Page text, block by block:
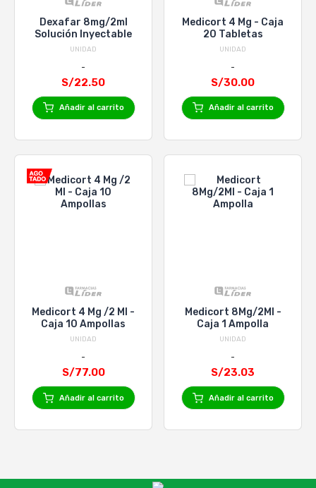
Dexafar 8mg/2ml
Solución Inyectable
UNIDAD
S/22.50
Añadir al carrito
Medicort 4 Mg - Caja
20 Tabletas
UNIDAD
S/30.00
Añadir al carrito
Medicort 4 Mg /2 Ml -
Caja 10 Ampollas
UNIDAD
S/77.00
Añadir al carrito
Medicort 8Mg/2Ml -
Caja 1 Ampolla
UNIDAD
S/23.03
Añadir al carrito